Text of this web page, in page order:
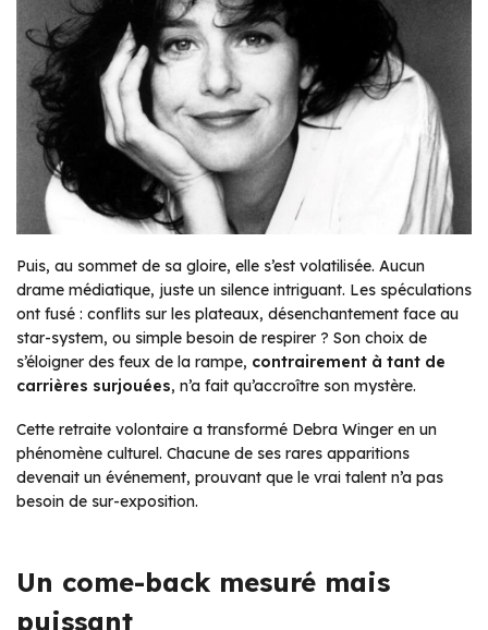
Puis, au sommet de sa gloire, elle s’est volatilisée. Aucun
drame médiatique, juste un silence intriguant. Les spéculations
ont fusé : conflits sur les plateaux, désenchantement face au
star-system, ou simple besoin de respirer ? Son choix de
s’éloigner des feux de la rampe, contrairement à tant de
carrières surjouées, n’a fait qu’accroître son mystère.
Cette retraite volontaire a transformé Debra Winger en un
phénomène culturel. Chacune de ses rares apparitions
devenait un événement, prouvant que le vrai talent n’a pas
besoin de sur-exposition.
Un come-back mesuré mais
puissant